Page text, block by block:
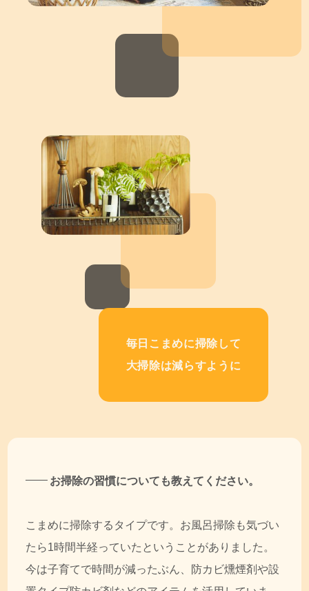
毎日こまめに掃除して
大掃除は減らすように
お掃除の習慣についても教えてください。
こまめに掃除するタイプです。お風呂掃除も気づい
たら1時間半経っていたということがありました。
今は子育てで時間が減ったぶん、防カビ燻煙剤や設